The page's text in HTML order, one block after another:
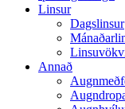
Linsur
Dagslinsur
Annað